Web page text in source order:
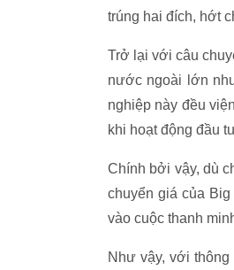
trúng hai đích, hớt
Trở lại với câu
nước ngoài lớn
nghiệp này đều
khi hoạt động đầu
Chính bởi vậy, dù
chuyển giá của
vào cuộc thanh
Như vậy, với